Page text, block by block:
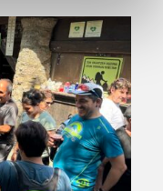
section.
besteak beste,
iragarki eta eduki
eta edukia
biltzeko eta
nork eta zertarako